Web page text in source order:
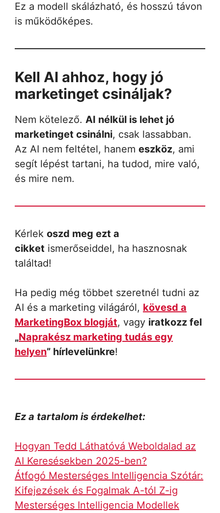
Ez a modell skálázható, és hosszú távon
is működőképes.
Kell AI ahhoz, hogy jó
marketinget csináljak?
Nem kötelező. AI nélkül is lehet jó
marketinget csinálni, csak lassabban.
Az AI nem feltétel, hanem eszköz, ami
segít lépést tartani, ha tudod, mire való,
és mire nem.
Kérlek oszd meg ezt a
cikket ismerőseiddel, ha hasznosnak
találtad!
Ha pedig még többet szeretnél tudni az
AI és a marketing világáról, kövesd a
MarketingBox blogját, vagy iratkozz fel
„Naprakész marketing tudás egy
helyen” hírlevelünkre!
Ez a tartalom is érdekelhet:
Hogyan Tedd Láthatóvá Weboldalad az
AI Keresésekben 2025-ben?
Átfogó Mesterséges Intelligencia Szótár:
Kifejezések és Fogalmak A-tól Z-ig
Mesterséges Intelligencia Modellek